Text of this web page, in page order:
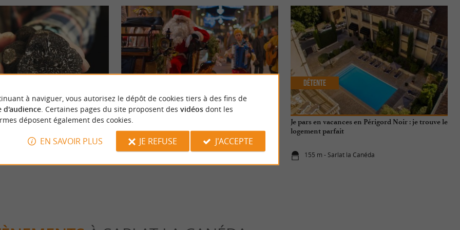
: La Truffe du Périgord fait
Le marché de Noël de Sarlat 2025
155 m - Sarlat la Canéda
Je pars en vacances en Périgord Noir : je trouve le
logement parfait
155 m - Sarlat la Canéda
Détente
à naviguer, vous autorisez le dépôt de cookies tiers à des fins de
d'audience. Certaines pages du site proposent des vidéosdont les
déposent également des cookies.
EN SAVOIR PLUS JE REFUSE J'ACCEPTE